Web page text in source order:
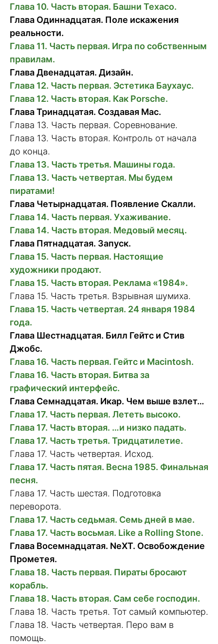
Глава 10. Часть вторая. Башни Texaco.
Глава Одиннадцатая. Поле искажения
реальности.
Глава 11. Часть первая. Игра по собственным
правилам.
Глава Двенадцатая. Дизайн.
Глава 12. Часть первая. Эстетика Баухаус.
Глава 12. Часть вторая. Как Porsche.
Глава Тринадцатая. Создавая Mac.
Глава 13. Часть первая. Соревнование.
Глава 13. Часть вторая. Контроль от начала
до конца.
Глава 13. Часть третья. Машины года.
Глава 13. Часть четвертая. Мы будем
пиратами!
Глава Четырнадцатая. Появление Скалли.
Глава 14. Часть первая. Ухаживание.
Глава 14. Часть вторая. Медовый месяц.
Глава Пятнадцатая. Запуск.
Глава 15. Часть первая. Настоящие
художники продают.
Глава 15. Часть вторая. Реклама «1984».
Глава 15. Часть третья. Взрывная шумиха.
Глава 15. Часть четвертая. 24 января 1984
года.
Глава Шестнадцатая. Билл Гейтс и Стив
Джобс.
Глава 16. Часть первая. Гейтс и Macintosh.
Глава 16. Часть вторая. Битва за
графический интерфейс.
Глава Семнадцатая. Икар. Чем выше взлет…
Глава 17. Часть первая. Лететь высоко.
Глава 17. Часть вторая. …и низко падать.
Глава 17. Часть третья. Тридцатилетие.
Глава 17. Часть четвертая. Исход.
Глава 17. Часть пятая. Весна 1985. Финальная
песня.
Глава 17. Часть шестая. Подготовка
переворота.
Глава 17. Часть седьмая. Семь дней в мае.
Глава 17. Часть восьмая. Like a Rolling Stone.
Глава Восемнадцатая. NeXT. Освобождение
Прометея.
Глава 18. Часть первая. Пираты бросают
корабль.
Глава 18. Часть вторая. Сам себе господин.
Глава 18. Часть третья. Тот самый компьютер.
Глава 18. Часть четвертая. Перо вам в
помощь.